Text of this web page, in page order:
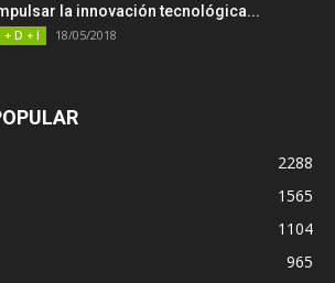
la innovación tecnológica...
+ D + I 18/05/2018
2288
1565
1104
965